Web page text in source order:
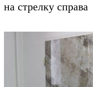
на стрелку справа